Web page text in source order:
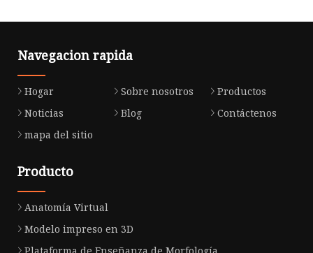
Navegacion rapida
Hogar Sobre nosotros
Productos
Noticias
Blog
Contáctenos
mapa del sitio
Producto
Anatomía Virtual
Modelo impreso en 3D
Plataforma de Enseñanza de Morfología